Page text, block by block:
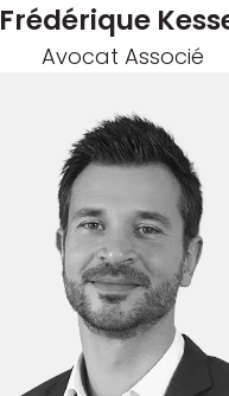
Frédérique
Avocat Associé